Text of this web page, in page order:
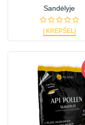
Sandėlyje
Į KREPŠELĮ